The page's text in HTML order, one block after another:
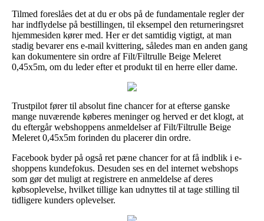
Tilmed foreslåes det at du er obs på de fundamentale regler der
har indflydelse på bestillingen, til eksempel den returneringsret
hjemmesiden kører med. Her er det samtidig vigtigt, at man
stadig bevarer ens e-mail kvittering, således man en anden gang
kan dokumentere sin ordre af Filt/Filtrulle Beige Meleret
0,45x5m, om du leder efter et produkt til en herre eller dame.
Trustpilot fører til absolut fine chancer for at efterse ganske
mange nuværende køberes meninger og herved er det klogt, at
du eftergår webshoppens anmeldelser af Filt/Filtrulle Beige
Meleret 0,45x5m forinden du placerer din ordre.
Facebook byder på også ret pæne chancer for at få indblik i e-
shoppens kundefokus. Desuden ses en del internet webshops
som gør det muligt at registrere en anmeldelse af deres
købsoplevelse, hvilket tillige kan udnyttes til at tage stilling til
tidligere kunders oplevelser.